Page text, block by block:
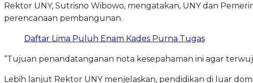
Rektor UNY, Sutrisno Wibowo, mengatakan, UNY dan
perencanaan pembangunan.
Daftar Lima Puluh Enam Kades Purna Tugas
“Tujuan penandatanganan nota kesepahaman ini agar
Lebih lanjut Rektor UNY menjelaskan, pendidikan di luar